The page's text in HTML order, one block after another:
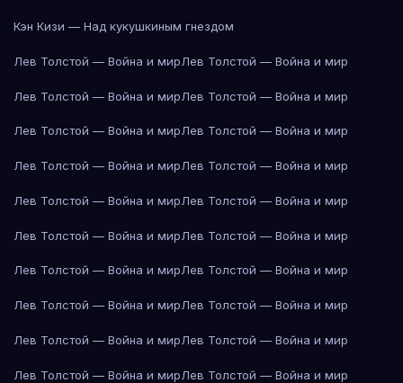
Кэн Кизи — Над кукушкиным гнездом
Лев Толстой — Война и мирЛев Толстой — Война и мир
Лев Толстой — Война и мирЛев Толстой — Война и мир
Лев Толстой — Война и мирЛев Толстой — Война и мир
Лев Толстой — Война и мирЛев Толстой — Война и мир
Лев Толстой — Война и мирЛев Толстой — Война и мир
Лев Толстой — Война и мирЛев Толстой — Война и мир
Лев Толстой — Война и мирЛев Толстой — Война и мир
Лев Толстой — Война и мирЛев Толстой — Война и мир
Лев Толстой — Война и мирЛев Толстой — Война и мир
Лев Толстой — Война и мирЛев Толстой — Война и мир